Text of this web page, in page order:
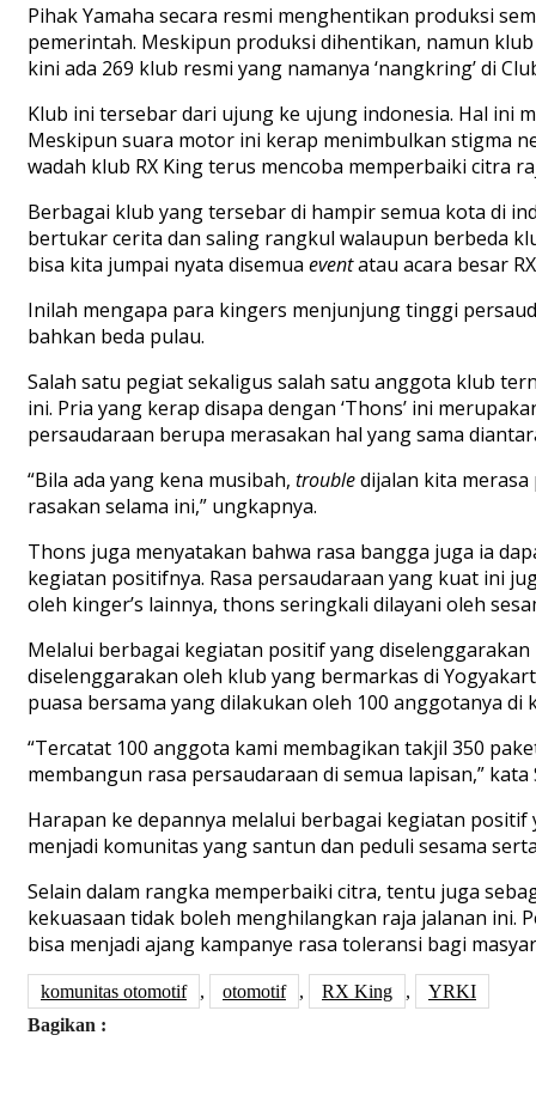
Pihak Yamaha secara resmi menghentikan produksi
pemerintah. Meskipun produksi dihentikan, namun
kini ada 269 klub resmi yang namanya ‘nangkring’ di
Klub ini tersebar dari ujung ke ujung indonesia. Hal ini
Meskipun suara motor ini kerap menimbulkan stigma
wadah klub RX King terus mencoba memperbaiki citra
Berbagai klub yang tersebar di hampir semua kota di
bertukar cerita dan saling rangkul walaupun berbeda
bisa kita jumpai nyata disemua eventatau acara besar
Inilah mengapa para kingers menjunjung tinggi
bahkan beda pulau.
Salah satu pegiat sekaligus salah satu anggota klub
ini. Pria yang kerap disapa dengan ‘Thons’ ini
persaudaraan berupa merasakan hal yang sama
“Bila ada yang kena musibah, troubledijalan kita
rasakan selama ini,” ungkapnya.
Thons juga menyatakan bahwa rasa bangga juga ia
kegiatan positifnya. Rasa persaudaraan yang kuat ini
oleh kinger’s lainnya, thons seringkali dilayani oleh
Melalui berbagai kegiatan positif yang
diselenggarakan oleh klub yang bermarkas di
puasa bersama yang dilakukan oleh 100 anggotanya
“Tercatat 100 anggota kami membagikan takjil 350
membangun rasa persaudaraan di semua lapisan,”
Harapan ke depannya melalui berbagai kegiatan
menjadi komunitas yang santun dan peduli sesama
Selain dalam rangka memperbaiki citra, tentu juga
kekuasaan tidak boleh menghilangkan raja jalanan
bisa menjadi ajang kampanye rasa toleransi bagi
komunitas otomotif , otomotif , RX King ,
YRKI
Bagikan :